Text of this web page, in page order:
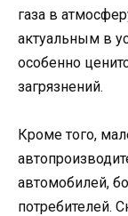
газа в
актуальным в
особенно
загрязнений.
Кроме того,
автомобилей,
потребителей.